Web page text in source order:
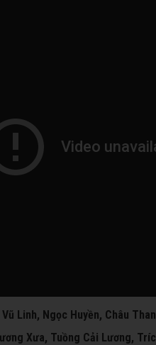
Linh, Ngọc Huyền, Châu
Xưa, Tuồng Cải Lương,